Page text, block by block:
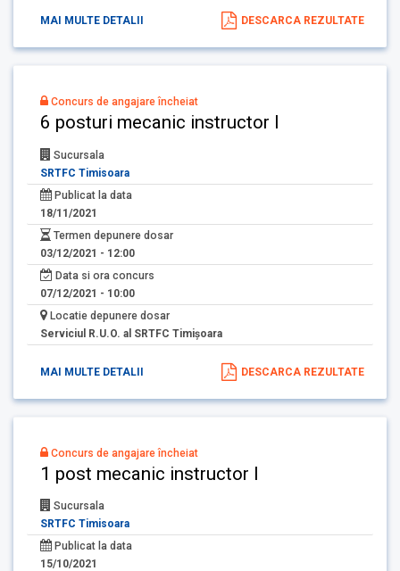
MAI MULTE DETALII DESCARCA REZULTATE
Concurs de angajare încheiat
6 posturi mecanic instructor I
Sucursala
SRTFC Timisoara
Publicat la data
18/11/2021
Termen depunere dosar
03/12/2021 - 12:00
Data si ora concurs
07/12/2021 - 10:00
Locatie depunere dosar
Serviciul R.U.O. al SRTFC Timişoara
MAI MULTE DETALII DESCARCA REZULTATE
Concurs de angajare încheiat
1 post mecanic instructor I
Sucursala
SRTFC Timisoara
Publicat la data
15/10/2021